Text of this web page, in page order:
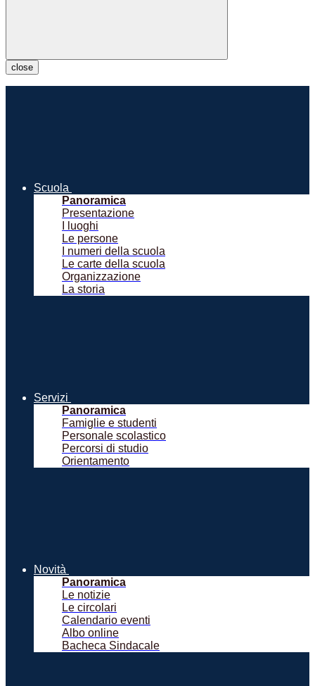
close
Scuola
Panoramica
Presentazione
I luoghi
Le persone
I numeri della scuola
Le carte della scuola
Organizzazione
La storia
Servizi
Panoramica
Famiglie e studenti
Personale scolastico
Percorsi di studio
Orientamento
Novità
Panoramica
Le notizie
Le circolari
Calendario eventi
Albo online
Bacheca Sindacale